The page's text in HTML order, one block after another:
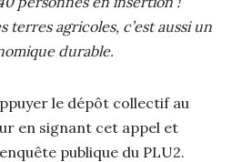
terres agricoles, c’est aussi un
durable.
le dépôt collectif au
en signant cet appel et
publique du PLU2.